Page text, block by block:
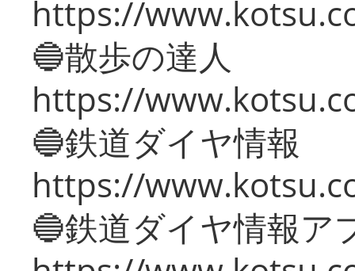
https://
🔵散歩の達人
https://
🔵鉄道ダイヤ情報
https://
🔵鉄道ダイヤ情報ア